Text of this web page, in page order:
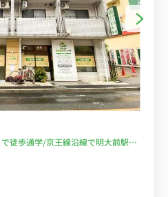
で徒歩通学/京王線沿線で明大前駅や
るお部屋■選べるWi-Fi格安レンタ